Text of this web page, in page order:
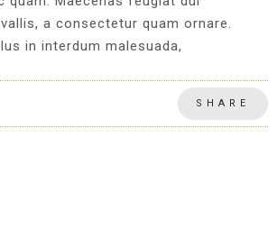
a consectetur quam ornare.
in interdum malesuada,
SHARE